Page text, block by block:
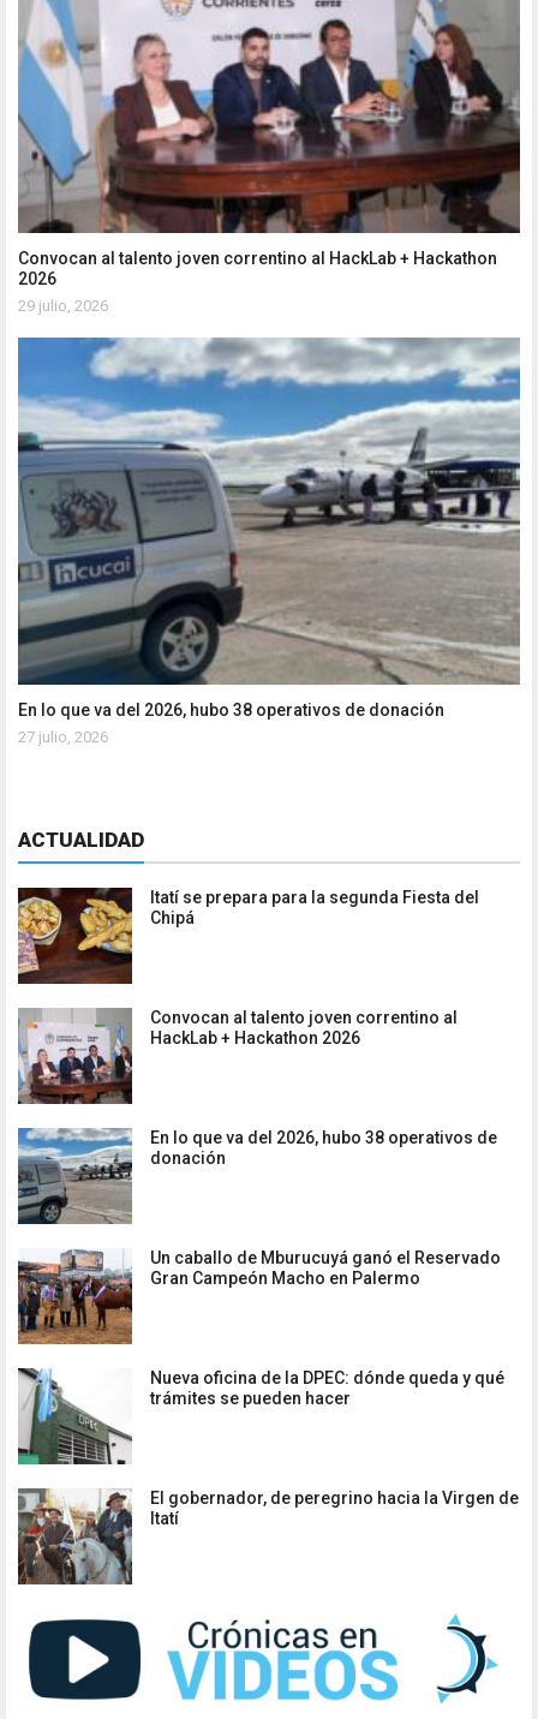
Convocan al talento joven correntino al HackLab + Hackathon
2026
29 julio, 2026
En lo que va del 2026, hubo 38 operativos de donación
27 julio, 2026
ACTUALIDAD
Itatí se prepara para la segunda Fiesta del
Chipá
Convocan al talento joven correntino al
HackLab + Hackathon 2026
En lo que va del 2026, hubo 38 operativos de
donación
Un caballo de Mburucuyá ganó el Reservado
Gran Campeón Macho en Palermo
Nueva oficina de la DPEC: dónde queda y qué
trámites se pueden hacer
El gobernador, de peregrino hacia la Virgen de
Itatí